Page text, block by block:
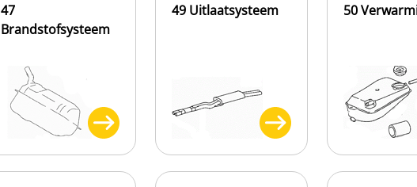
47
Brandstofsysteem
49 Uitlaatsysteem 50